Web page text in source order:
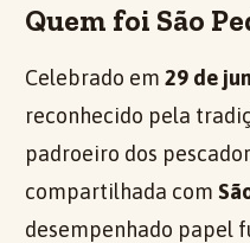
Quem foi São
Celebrado em 29 de
reconhecido pela
padroeiro dos
compartilhada com
desempenhado papel